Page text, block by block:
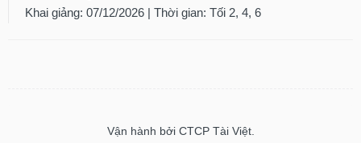
Khai giảng: 07/12/2026 | Thời gian: Tối 2, 4, 6
Vận hành bởi CTCP Tài Việt.